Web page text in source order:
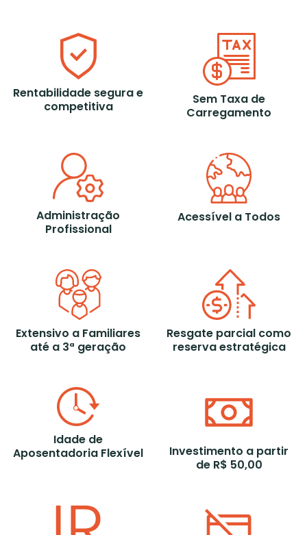
Rentabilidade segura e
competitiva
Sem Taxa de
Carregamento
Administração
Profissional
Acessível a Todos
Extensivo a Familiares
até a 3ª geração
Resgate parcial como
reserva estratégica
Idade de
Aposentadoria Flexível
Investimento a partir
de R$ 50,00